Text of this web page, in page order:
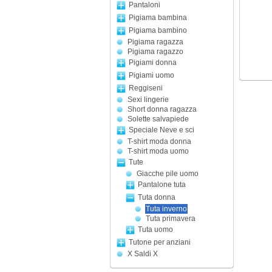
Pantaloni
Pigiama bambina
Pigiama bambino
Pigiama ragazza
Pigiama ragazzo
Pigiami donna
Pigiami uomo
Reggiseni
Sexi lingerie
Short donna ragazza
Solette salvapiede
Speciale Neve e sci
T-shirt moda donna
T-shirt moda uomo
Tute
Giacche pile uomo
Pantalone tuta
Tuta donna
Tuta inverno
Tuta primavera
Tuta uomo
Tutone per anziani
X Saldi X